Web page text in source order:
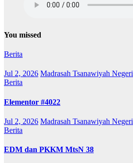
You missed
Berita
Jul 2, 2026 Madrasah Tsanawiyah
Berita
Elementor #4022
Jul 2, 2026 Madrasah Tsanawiyah
Berita
EDM dan PKKM MtsN 38